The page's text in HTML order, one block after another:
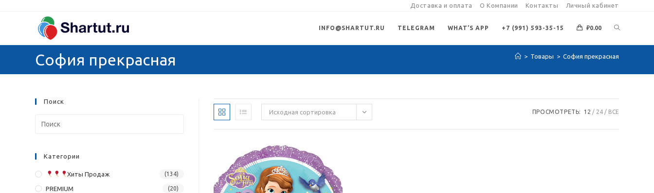
содержимому
Доставка и оплата О Компании Контакты Личный кабинет
INFO@SHARTUT.RU TELEGRAM WHAT’S APP +7 (991) 593-35-15 ₽0.00
ПОИСК
София прекрасная > Товары > София прекрасная
Исходная сортировка ПРОСМОТРЕТЬ: 12 24 ВСЕ
Поиск
Категории
Хиты Продаж (134)
PREMIUM (20)